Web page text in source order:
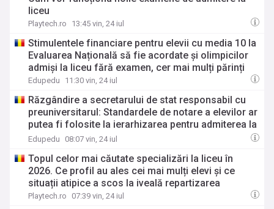
liceu
Playtech.ro 13:45 vin, 24 iul
Stimulentele financiare pentru elevii cu media 10 la
Evaluarea Națională să fie acordate și olimpicilor
admiși la liceu fără examen, cer mai mulți părinți
Edupedu 11:30 vin, 24 iul
Răzgândire a secretarului de stat responsabil cu
preuniversitarul: Standardele de notare a elevilor ar
putea fi folosite la ierarhizarea pentru admiterea la
liceu alături de Evaluarea Națională, nu în locul ei,
Edupedu 08:07 vin, 24 iul
Topul celor mai căutate specializări la liceu în
2026. Ce profil au ales cei mai mulți elevi și ce
situații atipice a scos la iveală repartizarea
Playtech.ro 07:39 vin, 24 iul